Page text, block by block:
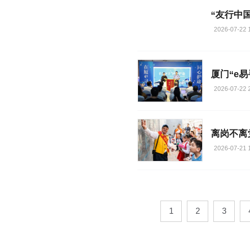
2026-07-22
厦门“e
2026-07-22
离岗不离
2026-07-21
1 2 3